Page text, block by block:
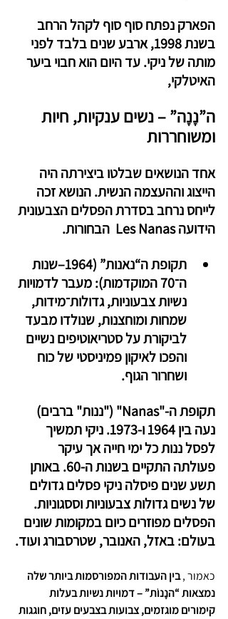
הפארק נפתח סוף סוף לקהל הרחב
בשנת 1998, ארבע שנים בלבד לפני
מותה של ניקי. עד היום הוא חבוי ביער
האיטלקי,
ה”נָנָה” – נשים ענקיות, חיות
ומשוחררות
אחד הנושאים שבלטו ביצירתה היה
הייצוג וההעצמה הנשית. הנושא זכה
לייחס נרחב בסדרת הפסלים הצבעונית
הידועה Les Nanas  הבחורות.
תקופת ה“נאנות” (1964–שנות
ה־70 המוקדמות): מעבר לדמויות
נשיות צבעוניות, גדולות־מידות,
שמחות ומוחצנות, שנולדו מבעד
לביקורת על סטריאוטיפים נשיים
והפכו לאיקון פמיניסטי של כוח
ושחרור הגוף.
תקופת ה-"Nanas" ("ננות" ברבים)
נעה בין 1964 ו-1973. ניקי תמשיך
לפסל ננות כל ימי חייה אך עיקר
פעולתה התקיים בשנות ה-60. באותן
תשע שנים פיסלה ניקי פסלים גדולים
של נשים גדולות צבעוניות וססגוניות.
הפסלים מפוזרים כיום במקומות שונים
בעולם: באזל, האנובר, שטרסבורג ועוד.
כאמור , בין העבודות המפורסמות ביותר שלה
נמצאות “הנָנוֹת” – דמויות נשיות בעלות
קימורים מוגזמים, צבועות בצבעים עזים, חוגגות